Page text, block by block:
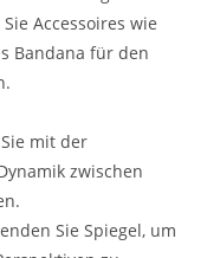
Accessoires wie
Bandana für den
mit der
zwischen
Sie Spiegel, um